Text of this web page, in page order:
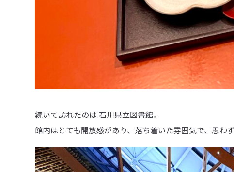
続いて訪れたのは 石川県立図書館。
館内はとても開放感があり、落ち着いた雰囲気で、思わ